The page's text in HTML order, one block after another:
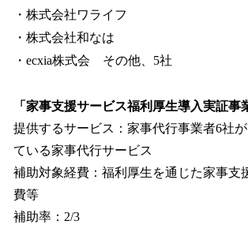
・株式会社ワライフ
・株式会社和なは
・ecxia株式会 その他、5社
「家事支援サービス福利厚生導入実証事
提供するサービス：家事代行事業者6社
ている家事代行サービス
補助対象経費：福利厚生を通じた家事支
費等
補助率：2/3